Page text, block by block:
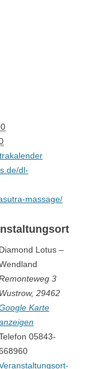
dl-
massage/
Diamond Lotus –
3
Wustrow, 29462
Karte
05843-